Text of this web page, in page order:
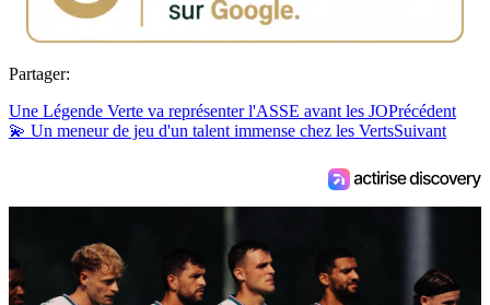
Partager:
Une Légende Verte va représenter l'ASSE avant les JOPrécédent
💫 Un meneur de jeu d'un talent immense chez les VertsSuivant